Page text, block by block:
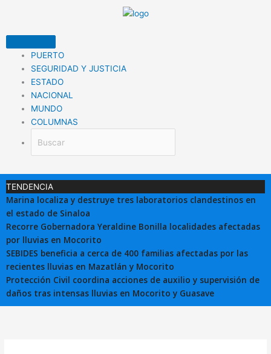
PUERTO
SEGURIDAD Y JUSTICIA
ESTADO
NACIONAL
MUNDO
COLUMNAS
TENDENCIA
Marina localiza y destruye tres laboratorios clandestinos en
el estado de Sinaloa
Recorre Gobernadora Yeraldine Bonilla localidades afectadas
por lluvias en Mocorito
SEBIDES beneficia a cerca de 400 familias afectadas por las
recientes lluvias en Mazatlán y Mocorito
Protección Civil coordina acciones de auxilio y supervisión de
daños tras intensas lluvias en Mocorito y Guasave